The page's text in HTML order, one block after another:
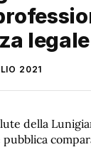
legale
2021
della
pubblica